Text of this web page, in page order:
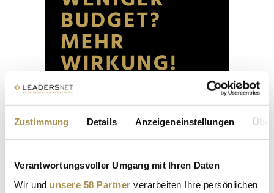
Zustimmung Details Anzeigeneinstellungen
Verantwortungsvoller Umgang mit Ihren Daten
Wir und unsere 58 Partner verarbeiten Ihre persönlichen